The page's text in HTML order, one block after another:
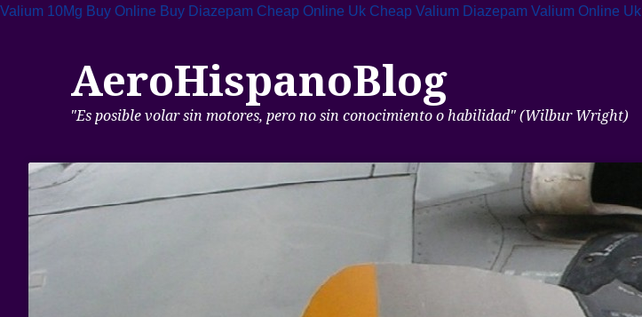
Valium 10Mg Buy Online Buy Diazepam Cheap Online Uk Cheap Valium Diazepam Valium Online Uk
AeroHispanoBlog
"Es posible volar sin motores, pero no sin conocimiento o habilidad" (Wilbur Wright)